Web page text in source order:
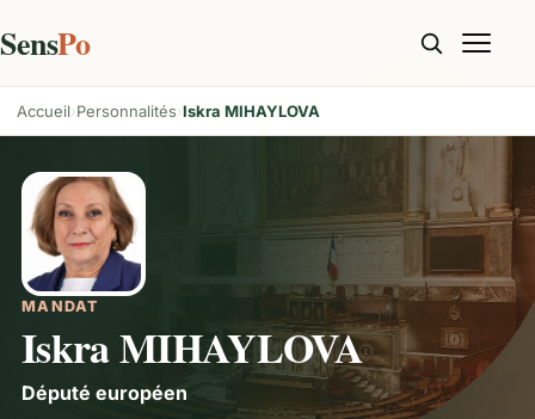
SensPo
Accueil Personnalités Iskra MIHAYLOVA
MANDAT
Iskra MIHAYLOVA
Député européen